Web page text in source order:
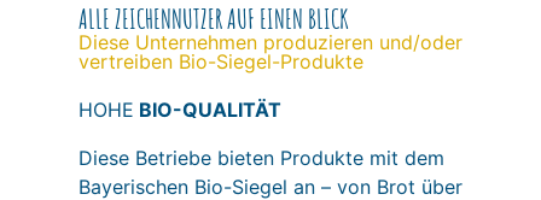
ALLE ZEICHENNUTZER AUF EINEN BLICK
Diese Unternehmen produzieren und/oder
vertreiben Bio-Siegel-Produkte
HOHE BIO-QUALITÄT
Diese Betriebe bieten Produkte mit dem
Bayerischen Bio-Siegel an – von Brot über